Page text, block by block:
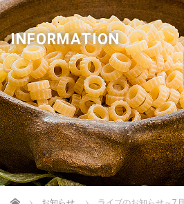
INFORMATION
Home